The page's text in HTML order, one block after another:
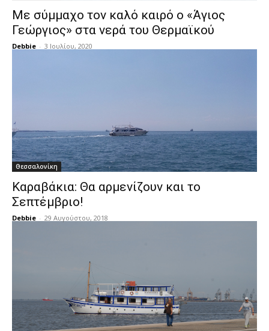
Με σύμμαχο τον καλό καιρό ο «Άγιος
Γεώργιος» στα νερά του Θερμαϊκού
Debbie - 3 Ιουλίου, 2020
Θεσσαλονίκη
Καραβάκια: Θα αρμενίζουν και το
Σεπτέμβριο!
Debbie - 29 Αυγούστου, 2018